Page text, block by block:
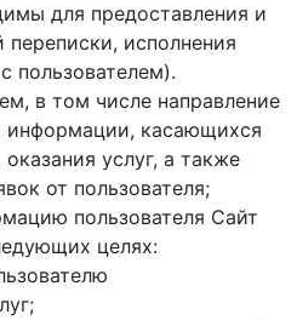
для предоставления и
переписки, исполнения
пользователем).
в том числе направление
информации, касающихся
услуг, а также
от пользователя;
пользователя Сайт
целях: